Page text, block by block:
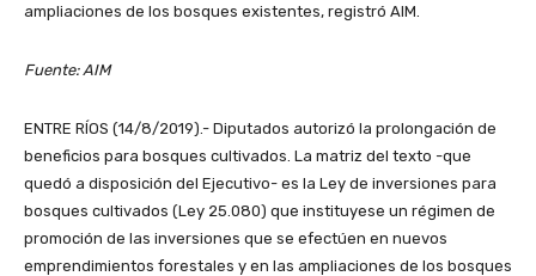
ampliaciones de los bosques existentes, registró AIM.
Fuente: AIM
ENTRE RÍOS (14/8/2019).- Diputados autorizó la prolongación de
beneficios para bosques cultivados. La matriz del texto -que
quedó a disposición del Ejecutivo- es la Ley de inversiones para
bosques cultivados (Ley 25.080) que instituyese un régimen de
promoción de las inversiones que se efectúen en nuevos
emprendimientos forestales y en las ampliaciones de los bosques